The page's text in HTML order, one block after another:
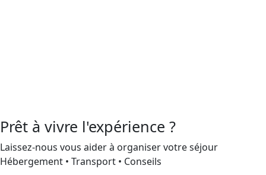
Prêt à vivre l'expérience ?
Laissez-nous vous aider à organiser votre séjour
Hébergement • Transport • Conseils